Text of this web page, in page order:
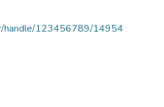
handle/123456789/14954.
handle/123456789/14954